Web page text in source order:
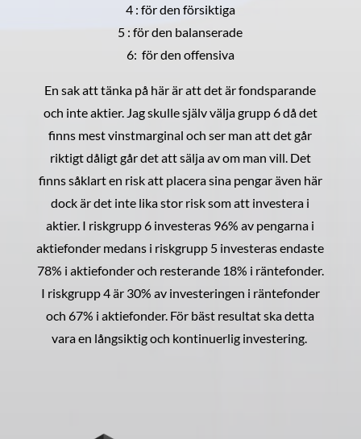
4 : för den försiktiga
5 : för den balanserade
6: för den offensiva
En sak att tänka på här är att det är fondsparande
och inte aktier. Jag skulle själv välja grupp 6 då det
finns mest vinstmarginal och ser man att det går
riktigt dåligt går det att sälja av om man vill. Det
finns såklart en risk att placera sina pengar även här
dock är det inte lika stor risk som att investera i
aktier. I riskgrupp 6 investeras 96% av pengarna i
aktiefonder medans i riskgrupp 5 investeras endaste
78% i aktiefonder och resterande 18% i räntefonder.
I riskgrupp 4 är 30% av investeringen i räntefonder
och 67% i aktiefonder. För bäst resultat ska detta
vara en långsiktig och kontinuerlig investering.